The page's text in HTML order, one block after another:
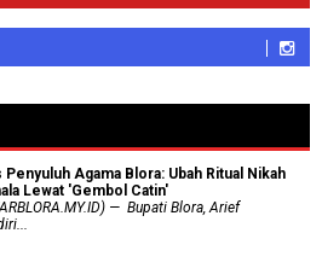
Penyuluh Agama Blora: Ubah Ritual Nikah
Lewat 'Gembol Catin'
— Bupati Blora, Arief